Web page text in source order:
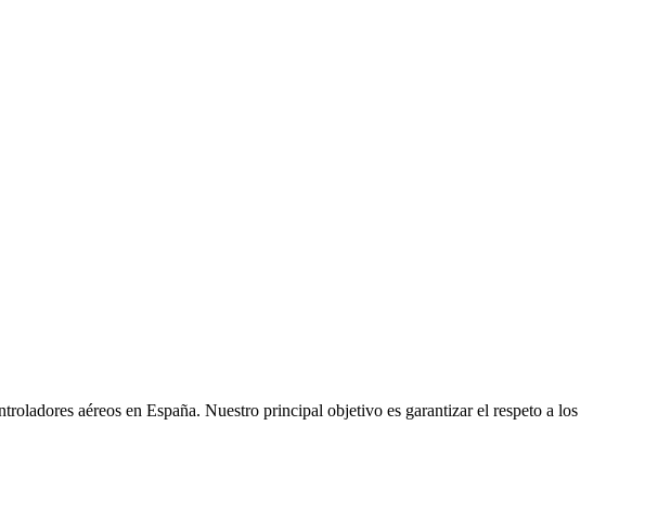
aéreos en España. Nuestro principal objetivo es garantizar el respeto a los